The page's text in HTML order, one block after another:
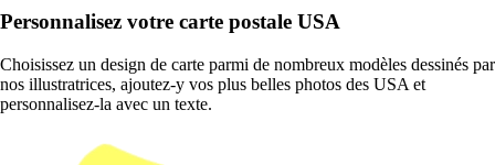
Personnalisez votre carte postale USA
Choisissez un design de carte parmi de nombreux modèles dessinés par
nos illustratrices, ajoutez-y vos plus belles photos des USA et
personnalisez-la avec un texte.